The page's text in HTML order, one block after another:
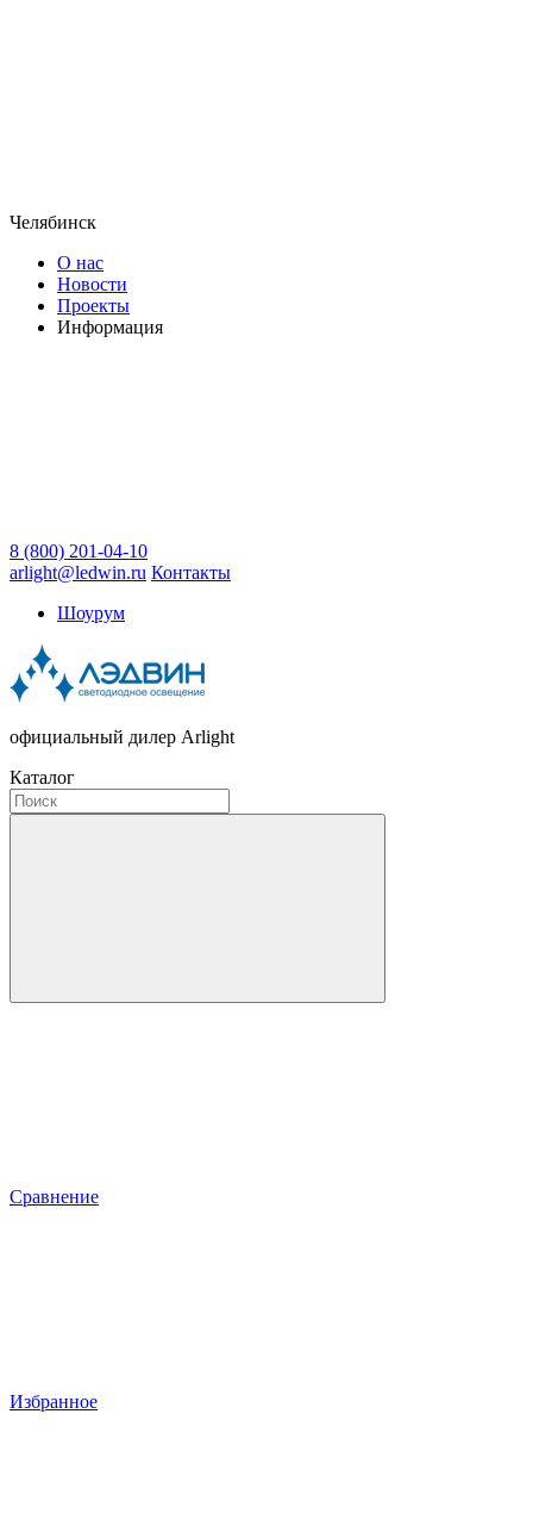
Челябинск
О нас
Новости
Проекты
Информация
8 (800) 201-04-10
arlight@ledwin.ru Контакты
Шоурум
официальный дилер Arlight
Каталог
Сравнение
Избранное